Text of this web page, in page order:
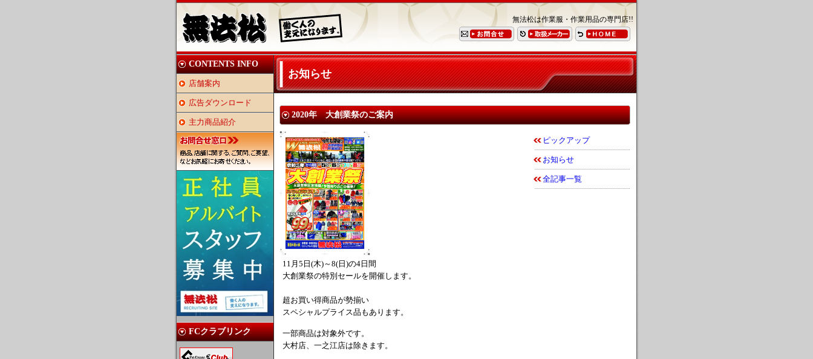
無法松は作業服・作業用品の専門店!!
お知らせ
2020年 大創業祭のご案内
11月5日(木)～8(日)の4日間
大創業祭の特別セールを開催します。
超お買い得商品が勢揃い
スペシャルプライス品もあります。
一部商品は対象外です。
大村店、一之江店は除きます。
ピックアップ
お知らせ
全記事一覧
CONTENTS INFO
店舗案内
広告ダウンロード
主力商品紹介
FCクラブリンク